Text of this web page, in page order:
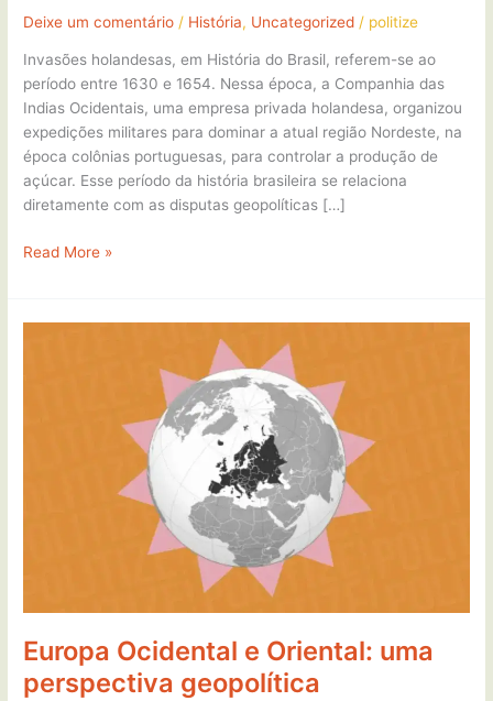
Deixe um comentário / História, Uncategorized / politize
Invasões holandesas, em História do Brasil, referem-se ao
período entre 1630 e 1654. Nessa época, a Companhia das
Indias Ocidentais, uma empresa privada holandesa, organizou
expedições militares para dominar a atual região Nordeste, na
época colônias portuguesas, para controlar a produção de
açúcar. Esse período da história brasileira se relaciona
diretamente com as disputas geopolíticas […]
Read More »
Europa Ocidental e Oriental: uma
perspectiva geopolítica